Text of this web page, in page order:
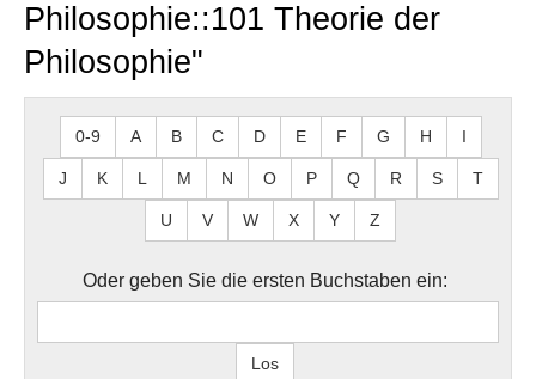
Philosophie::101 Theorie der
Philosophie"
0-9 A B C D E F G H I
J K L M N O P Q R S T
U V W X Y Z
Oder geben Sie die ersten Buchstaben ein: